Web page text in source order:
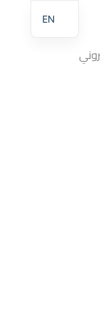
EN